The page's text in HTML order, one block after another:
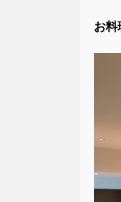
お料